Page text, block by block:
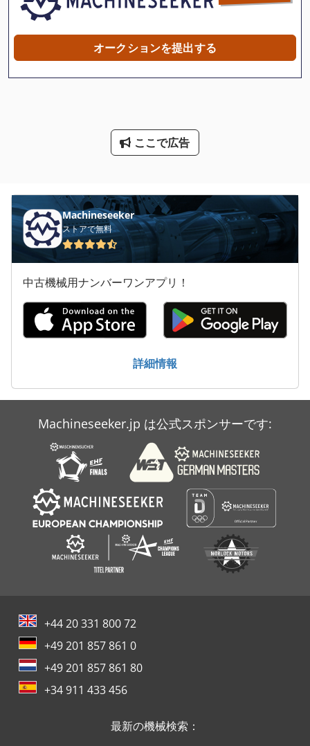
X 線 装置
その他
大きな トラック
建設 用 クレーン
洗車
超音波
オークションを提出する
ここで広告
Machineseeker
ストアで無料
中古機械用ナンバーワンアプリ！
詳細情報
Machineseeker.jp は公式スポンサーです:
+44 20 331 800 72
+49 201 857 861 0
+49 201 857 861 80
+34 911 433 456
最新の機械検索：